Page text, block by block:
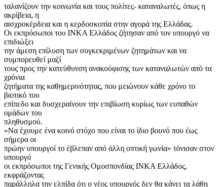
ταλανίζουν την κοινωνία και τους πολίτες- καταναλωτές, όπως η
ακρίβεια, η
αισχροκέρδεια και η κερδοσκοπία στην αγορά της Ελλάδας.
Οι εκπρόσωποι του ΙΝΚΑ Ελλάδος ζήτησαν από τον υπουργό να
επιδιώξει
την άμεση επίλυση των συγκεκριμένων ζητημάτων και να
συμπορευθεί μαζί
τους προς την κατεύθυνση ανακούφισης των καταναλωτών από τα
χρόνια
ζητήματα της καθημερινότητας, που μειώνουν κάθε χρόνο το
βιοτικό του
επίπεδο και δυσχεραίνουν την επιβίωση κυρίως των ευπαθών
ομάδων του
πληθυσμού.
«Να έχουμε ένα κοινό στόχο που είναι το ίδιο βουνό που έως
σήμερα οι
πρώην υπουργοί το έβλεπαν από άλλη οπτική γωνία» τόνισαν στον
υπουργό
οι εκπρόσωποι της Γενικής Ομοσπονδίας ΙΝΚΑ Ελλάδος,
εκφράζοντας
παράλληλα την ελπίδα ότι ο νέος υπουργός δεν θα κάνει τα λάθη